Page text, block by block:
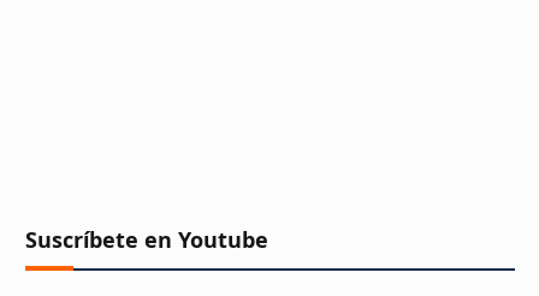
Suscríbete en Youtube